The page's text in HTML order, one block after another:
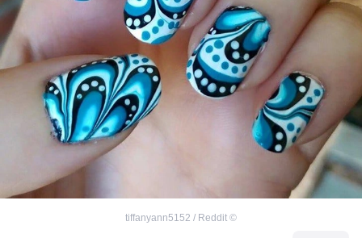
©
tiffanyann5152 / Reddit